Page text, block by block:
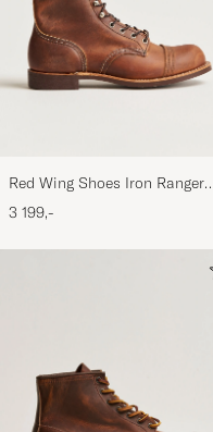
Red Wing Shoes Iron Ranger
Boot Copper Rough/Though
Leather
3 199,-